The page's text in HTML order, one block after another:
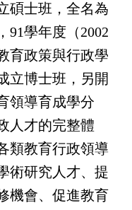
士班，全名為
91學年度（2002
育政策與行政學
立博士班，另開
領導育成學分
人才的完整體
類教育行政領導
術研究人才、提
機會、促進教育